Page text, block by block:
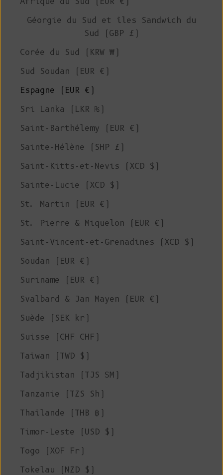
Géorgie du Sud et îles Sandwich du
Sud (GBP £)
Corée du Sud (KRW ₩)
Sud Soudan (EUR €)
Espagne (EUR €)
Sri Lanka (LKR ₨)
Saint-Barthélemy (EUR €)
Sainte-Hélène (SHP £)
Saint-Kitts-et-Nevis (XCD $)
Sainte-Lucie (XCD $)
St. Martin (EUR €)
St. Pierre & Miquelon (EUR €)
Saint-Vincent-et-Grenadines (XCD $)
Soudan (EUR €)
Suriname (EUR €)
Svalbard & Jan Mayen (EUR €)
Suède (SEK kr)
Suisse (CHF CHF)
Taïwan (TWD $)
Tadjikistan (TJS ЅМ)
Tanzanie (TZS Sh)
Thaïlande (THB ฿)
Timor-Leste (USD $)
Togo (XOF Fr)
Tokelau (NZD $)